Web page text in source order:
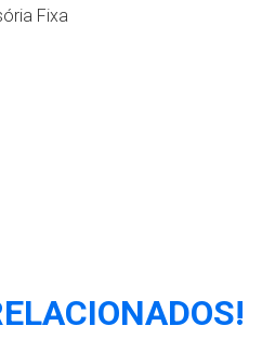
Fixa
coleta seletiva com Suporte